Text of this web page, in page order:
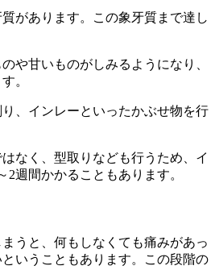
があります。この象牙質まで達し
や甘いものがしみるようになり、
。
、インレーといったかぶせ物を行
なく、型取りなども行うため、イ
2週間かかることもあります。
うと、何もしなくても痛みがあっ
いうこともあります。この段階の